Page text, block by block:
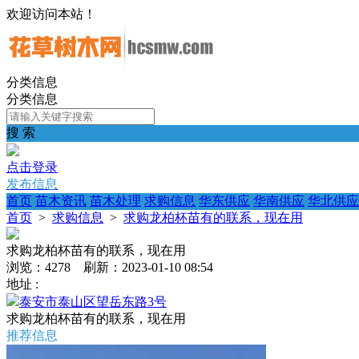
欢迎访问本站！
分类信息
分类信息
搜 索
点击登录
发布信息
首页 苗木资讯 苗木处理 求购信息 华东供应 华南供应 华北供应
首页 > 求购信息 > 求购龙柏杯苗有的联系，现在用
求购龙柏杯苗有的联系，现在用
浏览：4278 刷新：2023-01-10 08:54
地址 :
泰安市泰山区望岳东路3号
求购龙柏杯苗有的联系，现在用
推荐信息